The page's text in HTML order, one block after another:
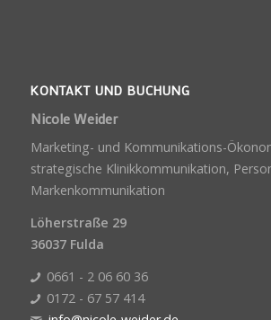
KONTAKT UND BUCHUNG
Nicole Weider
Marketing- und Kommunikations-
strategische Klinikkommunikation,
Markenkommunikation
Löherstraße 29
36037 Fulda
0661 - 2 06 60 36
0172 - 67 57 414